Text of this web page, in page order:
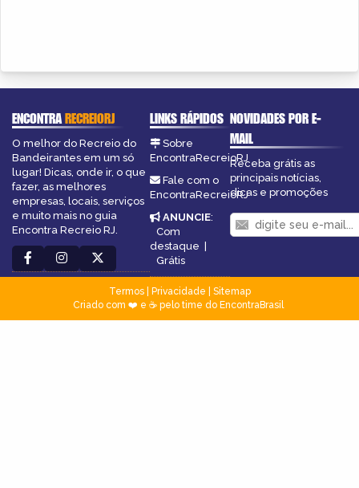
ENCONTRARECREIORJ
O melhor do Recreio do
Bandeirantes em um só
lugar! Dicas, onde ir, o que
fazer, as melhores
empresas, locais, serviços
e muito mais no guia
Encontra Recreio RJ.
LINKS RÁPIDOS
Sobre
EncontraRecreioRJ
Fale com o
EncontraRecreioRJ
ANUNCIE:
Com
destaque |
Grátis
NOVIDADES POR E-
MAIL
Receba grátis as
principais notícias,
dicas e promoções
Termos| Privacidade
Sitemap
Criado com ❤️ e ☕ pelo time do EncontraBrasil